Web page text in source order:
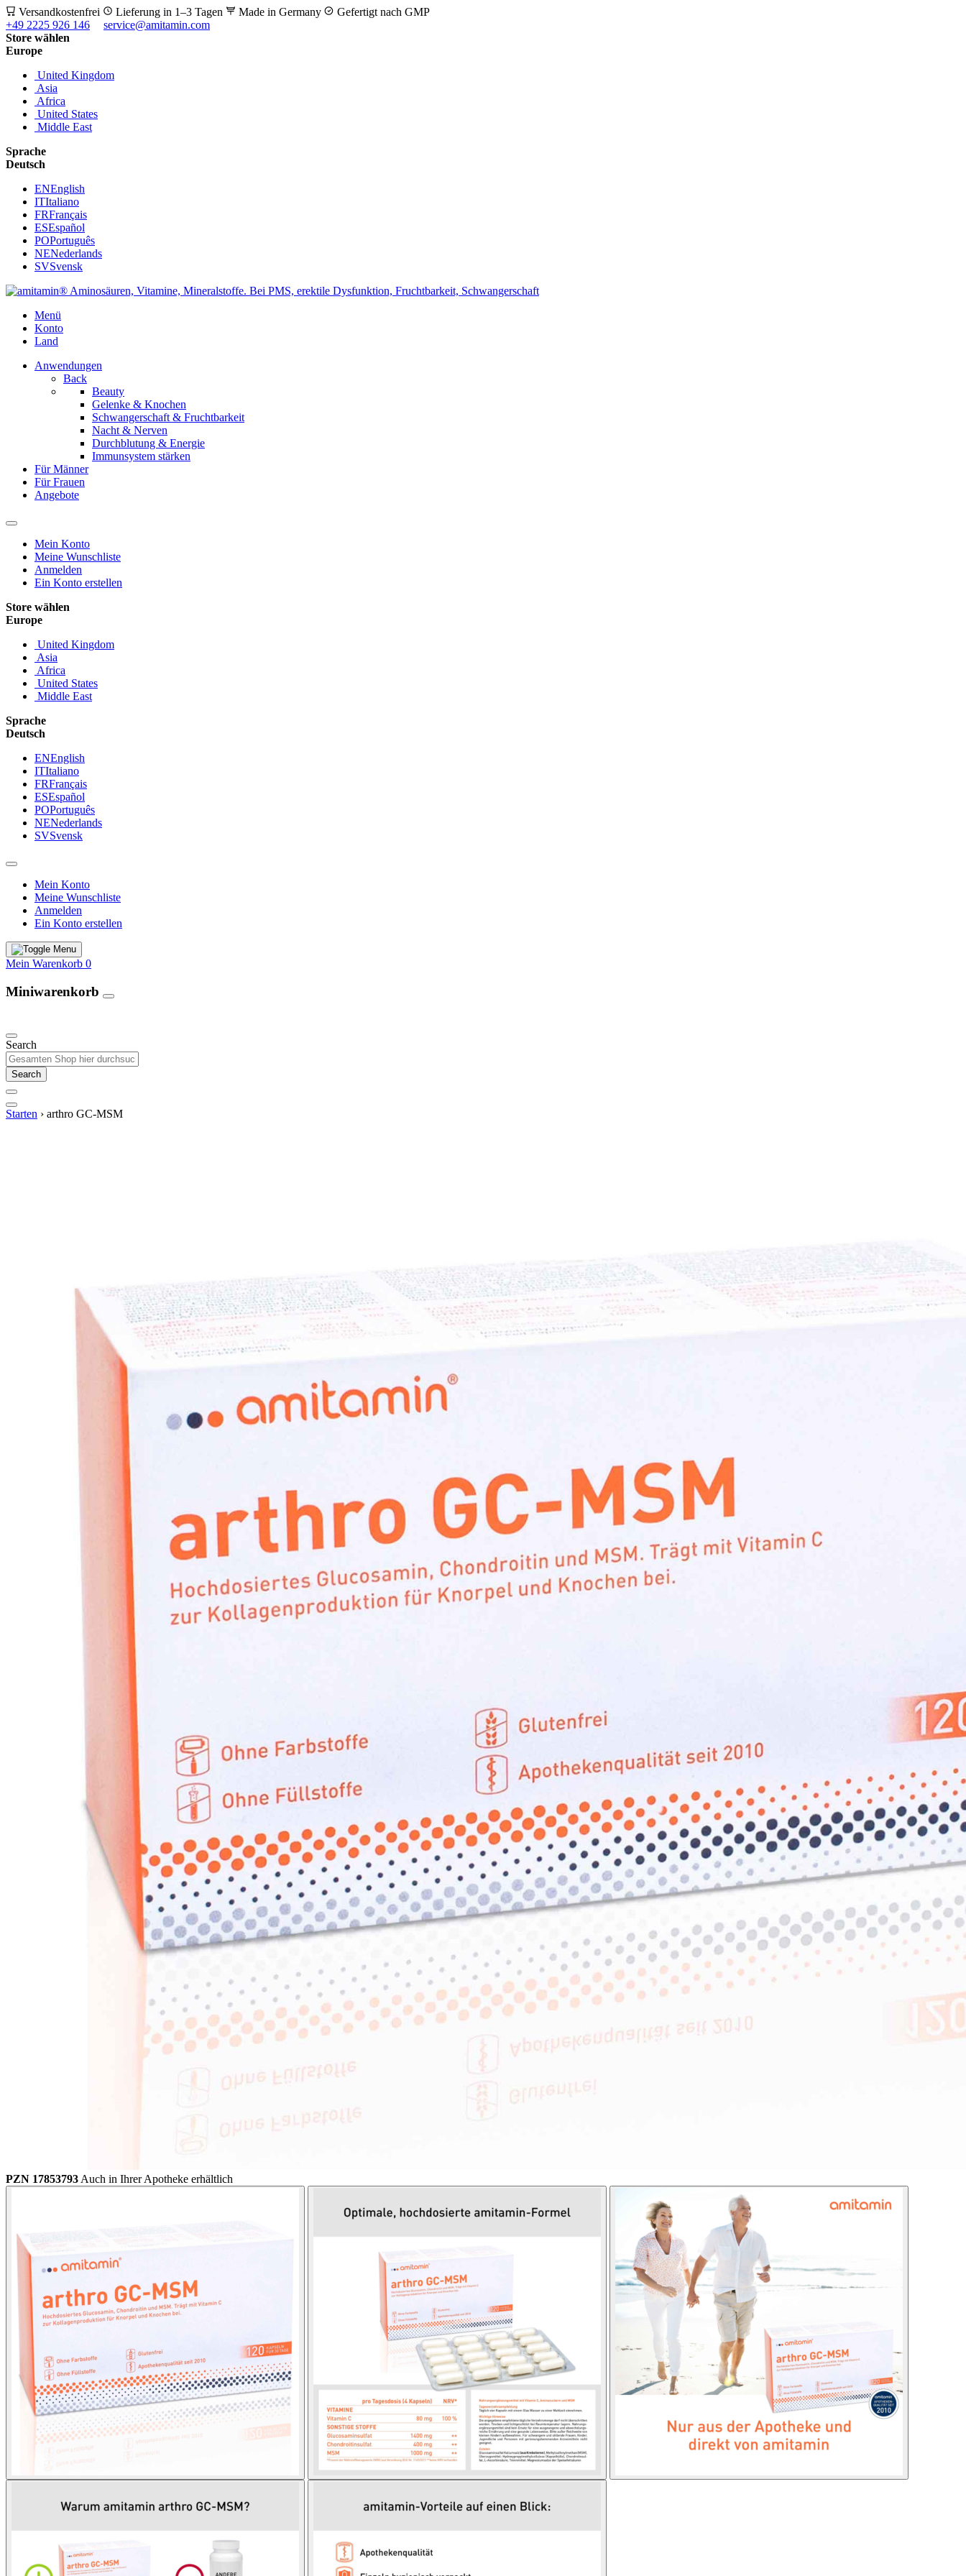
Versandkostenfrei Lieferung in 1–3 Tagen Made in Germany
Gefertigt nach GMP
+49 2225 926 146
service@amitamin.com
Store wählen
Europe
United Kingdom
Asia
Africa
United States
Middle East
Sprache
Deutsch
ENEnglish
ITItaliano
FRFrançais
ESEspañol
POPortuguês
NENederlands
SVSvensk
Menü
Konto
Land
Anwendungen
Back
Beauty
Gelenke & Knochen
Schwangerschaft & Fruchtbarkeit
Nacht & Nerven
Durchblutung & Energie
Immunsystem stärken
Für Männer
Für Frauen
Angebote
Mein Konto
Meine Wunschliste
Anmelden
Ein Konto erstellen
Store wählen
Europe
United Kingdom
Asia
Africa
United States
Middle East
Sprache
Deutsch
ENEnglish
ITItaliano
FRFrançais
ESEspañol
POPortuguês
NENederlands
SVSvensk
Mein Konto
Meine Wunschliste
Anmelden
Ein Konto erstellen
Mein Warenkorb 0
Miniwarenkorb
Search
Search
Starten › arthro GC-MSM
PZN 17853793Auch in Ihrer Apotheke erhältlich